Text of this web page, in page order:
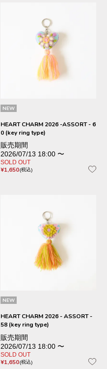
NEW
HEART CHARM 2026 -ASSORT - 6
0 (key ring type)
販売期間
2026/07/13 18:00 〜
SOLD OUT
¥1,650 税込
NEW
HEART CHARM 2026 - ASSORT -
58 (key ring type)
販売期間
2026/07/13 18:00 〜
SOLD OUT
¥1,650 税込